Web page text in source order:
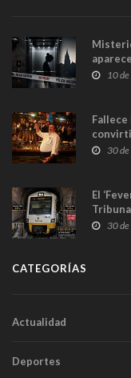
y las10
Fallece
en30
El
30
CATEGORÍAS
Actualidad
Deportes